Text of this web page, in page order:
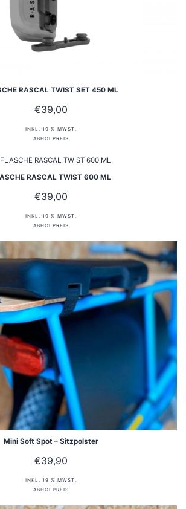
RASCAL TWIST SET 450 ML
€39,00
INKL. 19 % MWST.
ABHOLPREIS
RASCAL TWIST 600 ML
€39,00
INKL. 19 % MWST.
ABHOLPREIS
Mini Soft Spot – Sitzpolster
€39,90
INKL. 19 % MWST.
ABHOLPREIS